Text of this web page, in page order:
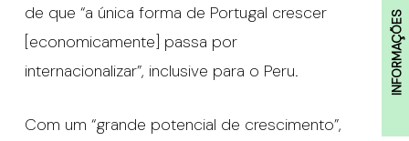
INFORMAÇÕES
de que “a única forma de Portugal crescer
[economicamente] passa por
internacionalizar”, inclusive para o Peru.
Com um “grande potencial de crescimento”,